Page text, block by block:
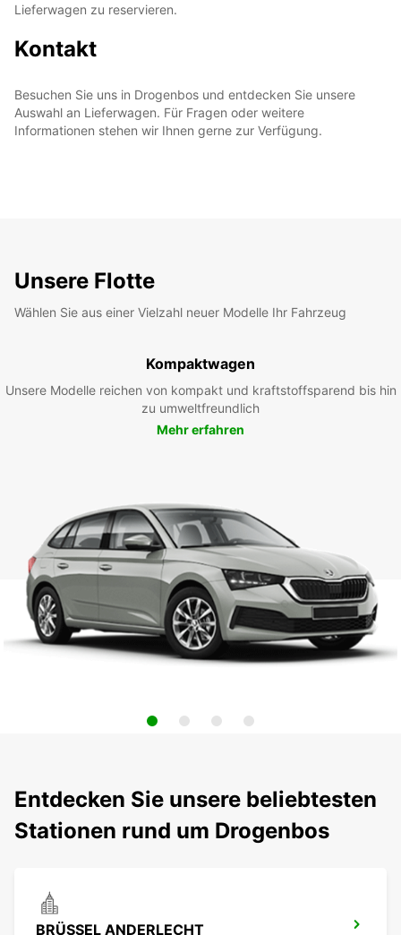
Lieferwagen zu reservieren.
Kontakt
Besuchen Sie uns in Drogenbos und entdecken Sie unsere
Auswahl an Lieferwagen. Für Fragen oder weitere
Informationen stehen wir Ihnen gerne zur Verfügung.
Unsere Flotte
Wählen Sie aus einer Vielzahl neuer Modelle Ihr Fahrzeug
Kompaktwagen
Unsere Modelle reichen von kompakt und kraftstoffsparend bis hin
zu umweltfreundlich
Mehr erfahren
Entdecken Sie unsere beliebtesten
Stationen rund um Drogenbos
BRÜSSEL ANDERLECHT